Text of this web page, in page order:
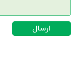
ارسال